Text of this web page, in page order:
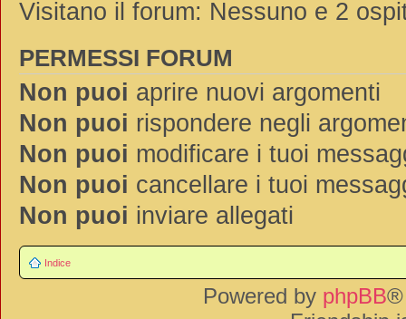
Visitano il forum: Nessuno e 2
PERMESSI FORUM
Non puoi aprire nuovi argomenti
Non puoi rispondere negli
Non puoi modificare i tuoi
Non puoi cancellare i tuoi
Non puoi inviare allegati
Indice
Powered by phpBB®